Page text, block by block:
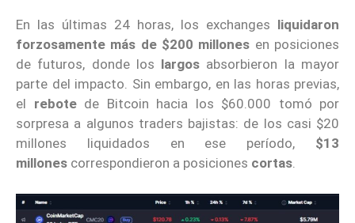
En las últimas 24 horas, los exchanges liquidaron
forzosamente más de $200 millones en posiciones
de futuros, donde los largos absorbieron la mayor
parte del impacto. Sin embargo, en las horas previas,
el rebote de Bitcoin hacia los $60.000 tomó por
sorpresa a algunos traders bajistas: de los casi $20
millones liquidados en ese período, $13
millones correspondieron a posiciones cortas.